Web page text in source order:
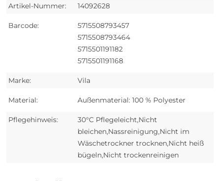
Artikel-Nummer: 14092628
Barcode:
5715508793457
5715508793464
5715501191182
5715501191168
Marke: Vila
Material: Außenmaterial: 100 % Polyester
Pflegehinweis:
30°C Pflegeleicht,Nicht
bleichen,Nassreinigung,Nicht im
Wäschetrockner trocknen,Nicht heiß
bügeln,Nicht trockenreinigen